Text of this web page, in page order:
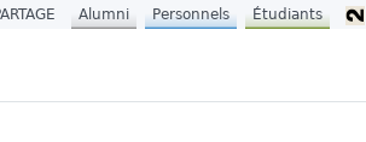
Étudiants
Personnels
Alumni